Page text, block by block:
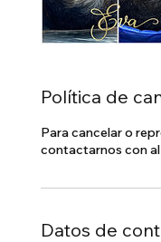
Política de
Para cancelar o
contactarnos con
Datos de